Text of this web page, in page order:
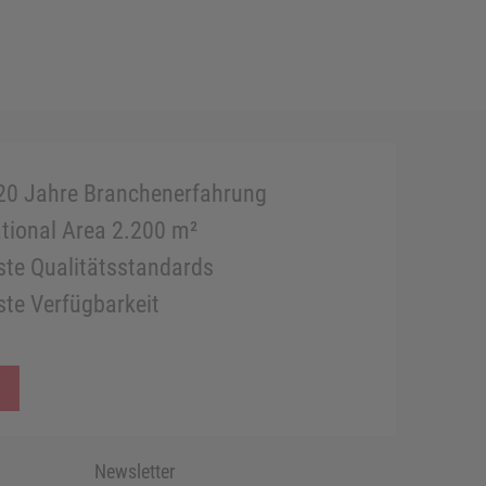
Jahre Branchenerfahrung
Area 2.200 m²
Qualitätsstandards
Verfügbarkeit
Newsletter